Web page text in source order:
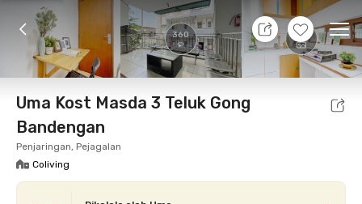
360 +9
11 Agt 26 - Belum tahu
Foto Fasilitas bersama Promo cUma-cUma
Uma Kost Masda 3 Teluk Gong
Bandengan
Penjaringan, Pejagalan
Coliving